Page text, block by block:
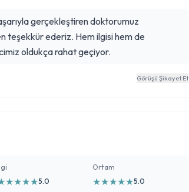
gerçekleştiren doktorumuz
teşekkür ederiz. Hem ilgisi hem de
oldukça rahat geçiyor.
Görüşü Şikayet Et
★★★★5.0
Ortam
★★★★★5.0